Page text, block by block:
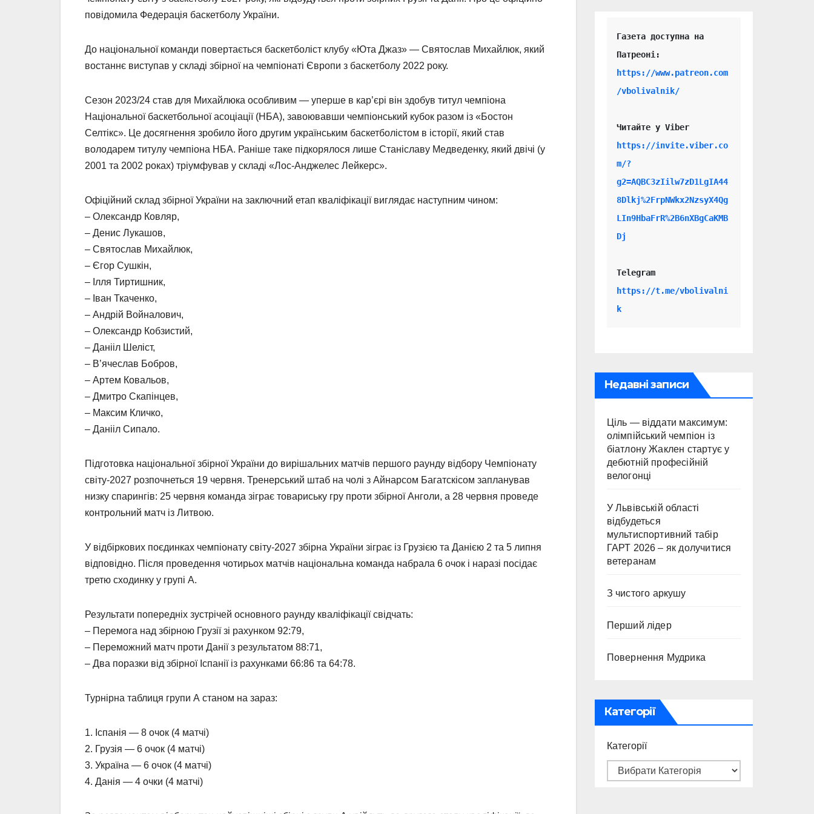
повідомила Федерація баскетболу України.
До національної команди повертається баскетболіст клубу «Юта Джаз» — Святослав Михайлюк, який
востаннє виступав у складі збірної на чемпіонаті Європи з баскетболу 2022 року.
Сезон 2023/24 став для Михайлюка особливим — уперше в кар’єрі він здобув титул чемпіона
Національної баскетбольної асоціації (НБА), завоювавши чемпіонський кубок разом із «Бостон
Селтікс». Це досягнення зробило його другим українським баскетболістом в історії, який став
володарем титулу чемпіона НБА. Раніше таке підкорялося лише Станіславу Медведенку, який двічі (у
2001 та 2002 роках) тріумфував у складі «Лос-Анджелес Лейкерс».
Офіційний склад збірної України на заключний етап кваліфікації виглядає наступним чином:
– Олександр Ковляр,
– Денис Лукашов,
– Святослав Михайлюк,
– Єгор Сушкін,
– Ілля Тиртишник,
– Іван Ткаченко,
– Андрій Войналович,
– Олександр Кобзистий,
– Данііл Шеліст,
– В’ячеслав Бобров,
– Артем Ковальов,
– Дмитро Скапінцев,
– Максим Кличко,
– Данііл Сипало.
Підготовка національної збірної України до вирішальних матчів першого раунду відбору Чемпіонату
світу-2027 розпочнеться 19 червня. Тренерський штаб на чолі з Айнарсом Багатскісом запланував
низку спарингів: 25 червня команда зіграє товариську гру проти збірної Анголи, а 28 червня проведе
контрольний матч із Литвою.
У відбіркових поєдинках чемпіонату світу-2027 збірна України зіграє із Грузією та Данією 2 та 5 липня
відповідно. Після проведення чотирьох матчів національна команда набрала 6 очок і наразі посідає
третю сходинку у групі А.
Результати попередніх зустрічей основного раунду кваліфікації свідчать:
– Перемога над збірною Грузії зі рахунком 92:79,
– Переможний матч проти Данії з результатом 88:71,
– Два поразки від збірної Іспанії із рахунками 66:86 та 64:78.
Турнірна таблиця групи А станом на зараз:
1. Іспанія — 8 очок (4 матчі)
2. Грузія — 6 очок (4 матчі)
3. Україна — 6 очок (4 матчі)
4. Данія — 4 очки (4 матчі)
Газета доступна на
https://www.patreon.com
/vbolivalnik/
Читайте у Viber
https://invite.viber.co
m/?
g2=AQBC3zIilw7zD1LgIA44
8Dlkj%2FrpNWkx2NzsyX4Qg
LIn9HbaFrR%2B6nXBgCaKMB
Dj
Telegram
https://t.me/vbolivalni
k
Недавні записи
Ціль — віддати максимум:
олімпійський чемпіон із
біатлону Жаклен стартує у
дебютній професійній
велогонці
У Львівській області
відбудеться
мультиспортивний табір
ГАРТ 2026 – як долучитися
ветеранам
З чистого аркушу
Перший лідер
Повернення Мудрика
Категорії
Категорії